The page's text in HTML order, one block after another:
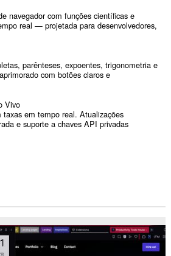
navegador com funções científicas e
real — projetada para desenvolvedores,
parênteses, expoentes, trigonometria e
com botões claros e
Vivo
taxas em tempo real. Atualizações
e suporte a chaves API privadas